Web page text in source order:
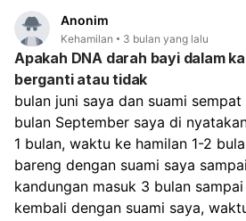
Konsumsi soda secara teratur
peningkatan risiko obesitas dan
Mengingat potensi risiko
dengan konsumsi soda, dan
yang mendukung
kontraksi, sebaiknya Anda
untuk tujuan ini. Untuk
mengenai induksi persalinan
Anda setelah melewati HPL,
berkonsultasi langsung
Anda. Mereka dapat
Anonim
Kehamilan 3 bulan yang lalu
Apakah DNA darah bayi dalam
berganti atau tidak
bulan juni saya dan suami
bulan September saya di
1 bulan, waktu ke hamilan 1-2
bareng dengan suami saya
kandungan masuk 3 bulan
kembali dengan suami saya,